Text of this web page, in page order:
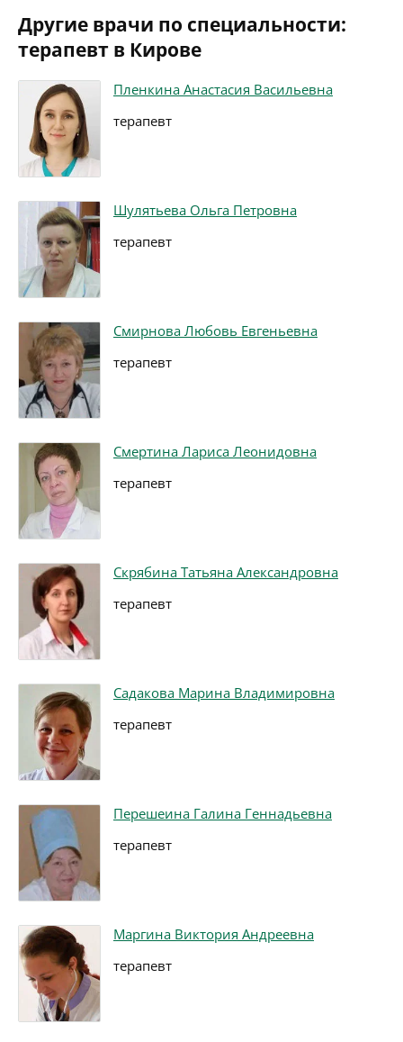
Другие врачи по специальности:
терапевт в Кирове
Пленкина Анастасия Васильевна
терапевт
Шулятьева Ольга Петровна
терапевт
Смирнова Любовь Евгеньевна
терапевт
Смертина Лариса Леонидовна
терапевт
Скрябина Татьяна Александровна
терапевт
Садакова Марина Владимировна
терапевт
Перешеина Галина Геннадьевна
терапевт
Маргина Виктория Андреевна
терапевт